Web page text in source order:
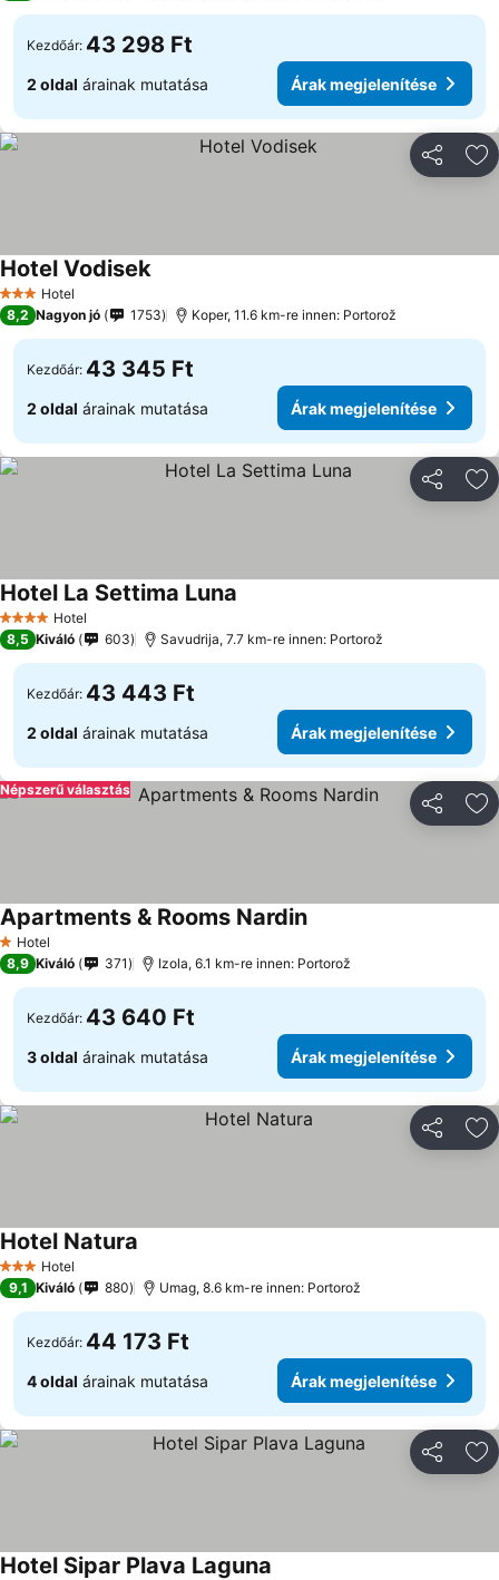
Kezdőár: 43 298 Ft
2 oldal árainak mutatása Árak megjelenítése
3 Kategória
Hotel
Hotel Vodisek
8,2 Nagyon jó 1753 Koper, 11.6 km-re innen: Portorož
Kezdőár: 43 345 Ft
2 oldal árainak mutatása Árak megjelenítése
4 KategóriaHotel
Hotel La Settima Luna
8,5 Kiváló 603 Savudrija, 7.7 km-re innen: Portorož
Kezdőár: 43 443 Ft
2 oldal árainak mutatása Árak megjelenítése
Népszerű választás
1 Kategória
Hotel
Apartments & Rooms Nardin
8,9 Kiváló 371 Izola, 6.1 km-re innen: Portorož
Kezdőár: 43 640 Ft
3 oldal árainak mutatása Árak megjelenítése
3 Kategória
Hotel
Hotel Natura
9,1 Kiváló 880 Umag, 8.6 km-re innen: Portorož
Kezdőár: 44 173 Ft
4 oldal árainak mutatása Árak megjelenítése
Hotel Sipar Plava Laguna